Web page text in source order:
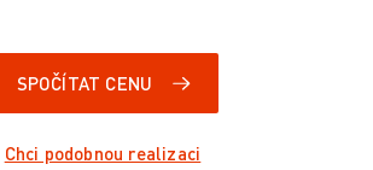
SPOČÍTAT CENU
Chci podobnou realizaci